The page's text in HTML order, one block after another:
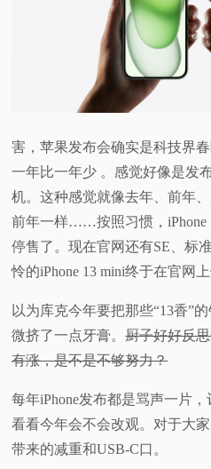
害，苹果发布会确实是科技界
一年比一年少 。感觉好像是发
机。这种感觉就像去年、前年
前年一样……按照习惯，iPhone
停售了。现在官网还有SE、标
怜的iPhone 13 mini终于在官网上
以为库克今年要把那些“13香”
微挤了一点牙膏。厨子好好反
有涨，是不是不够努力？
每年iPhone发布都是骂声一片
看看今年会不会改观。对于大
带来的减重和USB-C口。